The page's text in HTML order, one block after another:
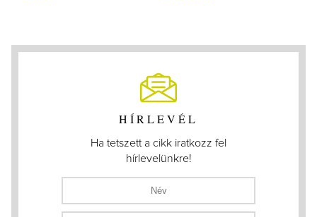
HÍRLEVÉL
Ha tetszett a cikk iratkozz fel
hírlevelünkre!